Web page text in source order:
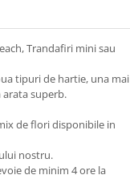
Trandafiri mini sau
tipuri de hartie, una mai
arata superb.
de flori disponibile in
nostru.
de minim 4 ore la